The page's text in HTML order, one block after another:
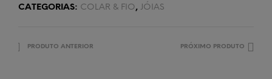
CATEGORIAS: COLAR & FIO, JÓIAS
PRODUTO ANTERIOR PRÓXIMO PRODUTO